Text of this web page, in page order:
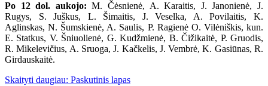
Po 12 dol. aukojo:M. Čėsnienė, A. Karaitis, J. Janonienė, J.
Rugys, S. Juškus, L. Šimaitis, J. Veselka, A. Povilaitis, K.
Aglinskas, N. Šumskienė, A. Saulis, P. Ragienė O. Vilėniškis, kun.
E. Statkus, V. Šniuolienė, G. Kudžmienė, B. Čižikaitė, P. Gruodis,
R. Mikelevičius, A. Sruoga, J. Kačkelis, J. Vembrė, K. Gasiūnas, R.
Girdauskaitė.
Skaityti daugiau: Paskutinis lapas